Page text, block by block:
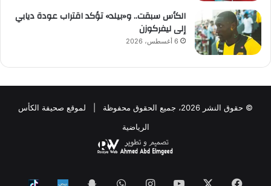
الكأس سبقت.. و«بيلد» تؤكد اقتراب عودة ديابي
إلى ليفركوزن
6 أغسطس، 2026
© حقوق النشر 2026، جميع الحقوق محفوظة | لموقع صحيفة الكأس
الرياضية
فيسبوك ‫YouTubeانستقرامواتساب